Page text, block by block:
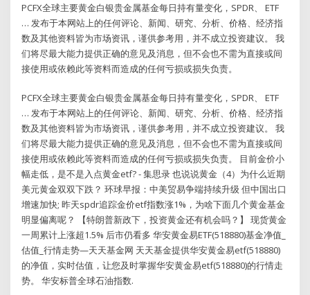
PCFX全球主要黄金白银贵金属基金每日持有量变化，SPDR、 ETF
… 发布于本网站上的任何评论、新闻、研究、分析、价格、经济指
数及其他资料皆为市场资讯，谨供参考用，并不成立投资建议。 我
们将尽最大能力提供正确的意见及消息，但不会也不需为直接或间
接使用或依赖此等资料而造成的任何亏损或损失负责。
PCFX全球主要黄金白银贵金属基金每日持有量变化，SPDR、 ETF
… 发布于本网站上的任何评论、新闻、研究、分析、价格、经济指
数及其他资料皆为市场资讯，谨供参考用，并不成立投资建议。 我
们将尽最大能力提供正确的意见及消息，但不会也不需为直接或间
接使用或依赖此等资料而造成的任何亏损或损失负责。 目前金价小
幅走低，是不是入点黄金etf? - 集思录 也说说黄金（4）为什么近期
美元黄金双双下跌？ 环球早报：中美贸易争端持续升级 但中国出口
增速加快; 昨天spdr追踪金价etf指数涨1%，为啥下面几个黄金基金
明显偏离呢？ 【特朗普新政下，投资黄金还有机会吗？】 现货黄金
一周累计上涨超1.5% 后市仍看多 华安黄金易ETF(518880)基金净值_
估值_行情走势—天天基金网 天天基金提供华安黄金易etf(518880)
的净值，实时估值，让您及时掌握华安黄金易etf(518880)的行情走
势。 华安标普全球石油指数.